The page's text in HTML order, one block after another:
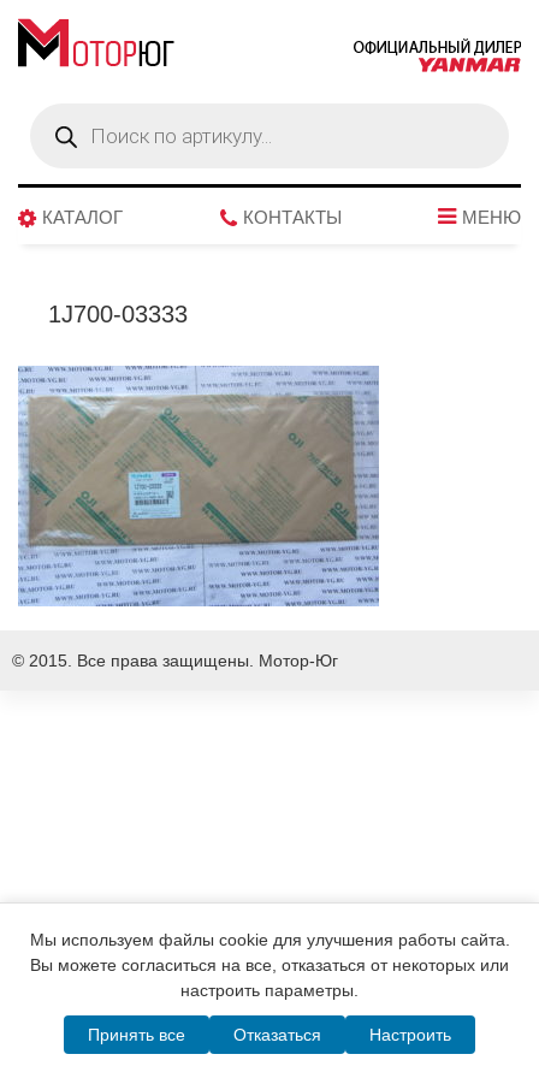
товаров
КАТАЛОГ КОНТАКТЫ МЕНЮ
1J700-03333
© 2015. Все права защищены. Мотор-Юг
Написать в MAX Telegram WhatsApp Позвонить
Мы используем файлы cookie для улучшения работы сайта.
Вы можете согласиться на все, отказаться от некоторых или
настроить параметры.
Принять все Отказаться Настроить